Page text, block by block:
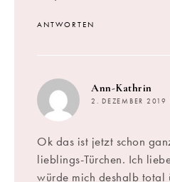
ANTWORTEN
Ann-Kathrin
2. DEZEMBER
Ok das ist jetzt schon
lieblings-Türchen. Ich
würde mich deshalb total